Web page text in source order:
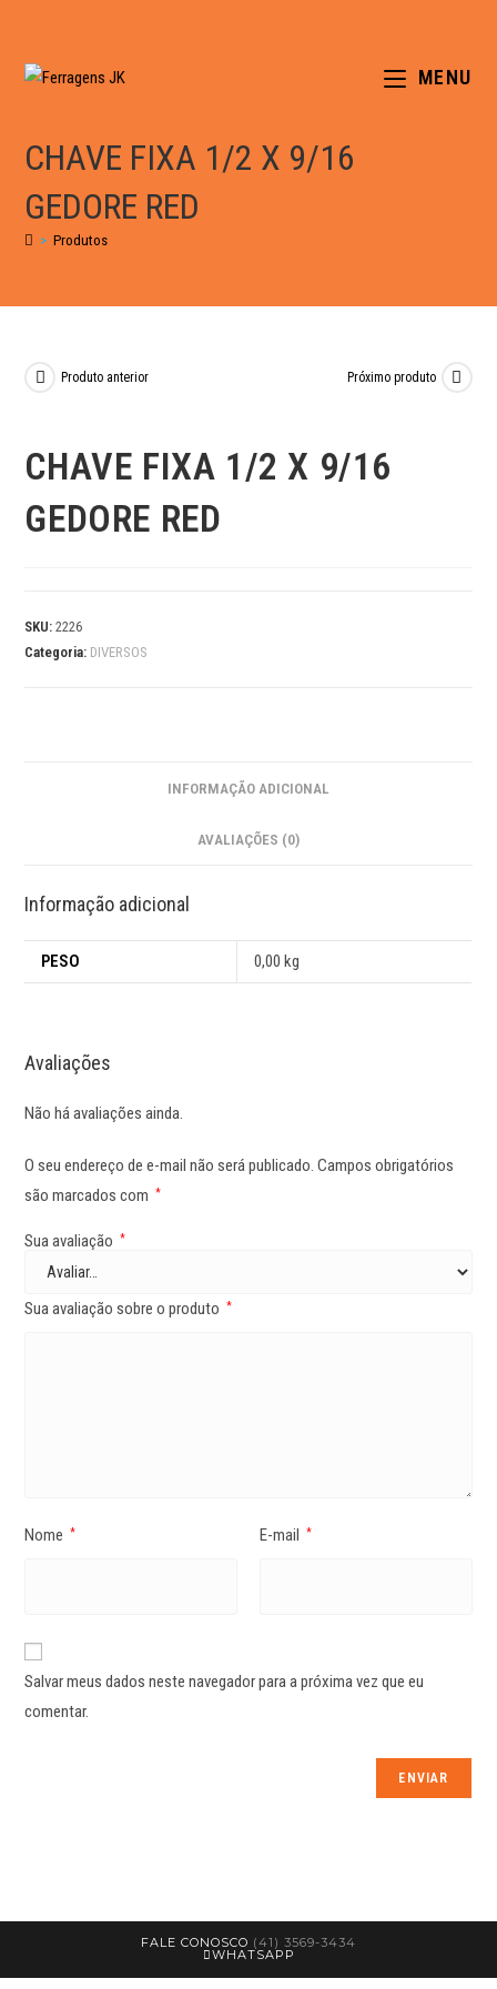
MENU
CHAVE FIXA 1/2 X 9/16
GEDORE RED
> Produtos
Produto anterior Próximo produto
CHAVE FIXA 1/2 X 9/16
GEDORE RED
SKU:2226
Categoria: DIVERSOS
INFORMAÇÃO ADICIONAL
AVALIAÇÕES (0)
Informação adicional
PESO 0,00 kg
Avaliações
Não há avaliações ainda.
O seu endereço de e-mail não será publicado. Campos obrigatórios
são marcados com
*
Sua avaliação *
Sua avaliação sobre o produto *
Nome * E-mail *
Salvar meus dados neste navegador para a próxima vez que eu
comentar.
FALE CONOSCO (41) 3569-3434
WHATSAPP